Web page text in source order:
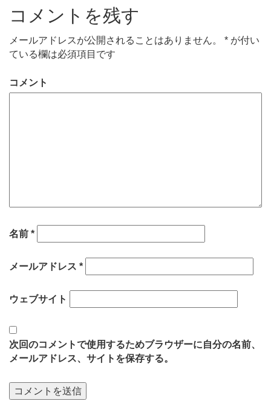
コメントを残す
メールアドレスが公開されることはありません。 * が付い
ている欄は必須項目です
コメント
名前 *
メールアドレス *
ウェブサイト
次回のコメントで使用するためブラウザーに自分の名前、
メールアドレス、サイトを保存する。